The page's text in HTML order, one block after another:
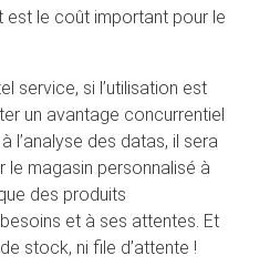
est le coût important pour le
service, si l’utilisation est
un avantage concurrentiel
l’analyse des datas, il sera
le magasin personnalisé à
que des produits
et à ses attentes. Et
stock, ni file d’attente !